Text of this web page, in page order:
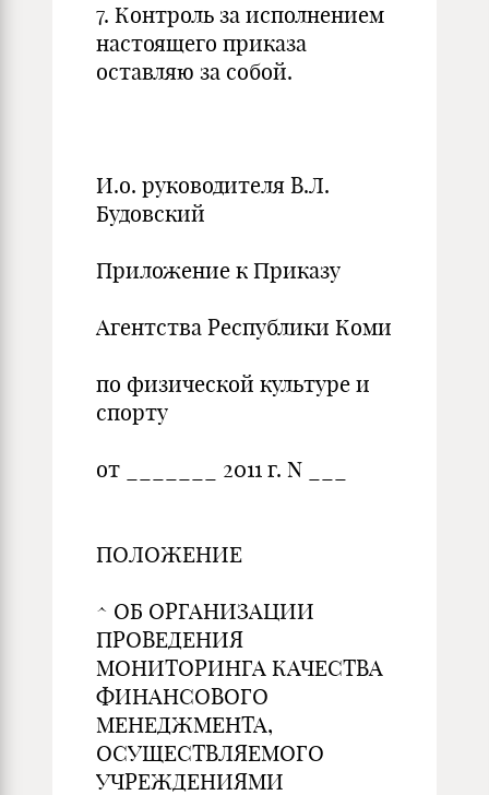
7. Контроль за исполнением
настоящего приказа
оставляю за собой.
И.о. руководителя В.Л.
Будовский
Приложение к Приказу
Агентства Республики Коми
по физической культуре и
спорту
от _______ 2011 г. N ___
ПОЛОЖЕНИЕ
^ ОБ ОРГАНИЗАЦИИ
ПРОВЕДЕНИЯ
МОНИТОРИНГА КАЧЕСТВА
ФИНАНСОВОГО
МЕНЕДЖМЕНТА,
ОСУЩЕСТВЛЯЕМОГО
УЧРЕЖДЕНИЯМИ